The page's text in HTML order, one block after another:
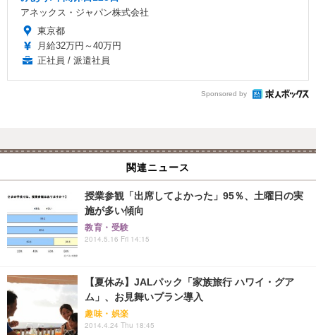
アネックス・ジャパン株式会社
東京都
月給32万円～40万円
正社員 / 派遣社員
Sponsored by
関連ニュース
授業参観「出席してよかった」95％、土曜日の実
施が多い傾向
教育・受験
2014.5.16 Fri 14:15
【夏休み】JALパック「家族旅行 ハワイ・グア
ム」、お見舞いプラン導入
趣味・娯楽
2014.4.24 Thu 18:45